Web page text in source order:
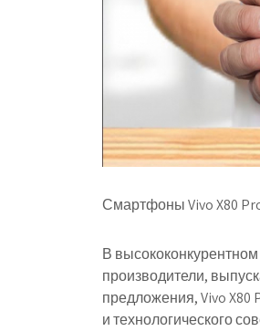
Смартфоны Vivo X80
В
производители,
предложения, Vivo
и технологического